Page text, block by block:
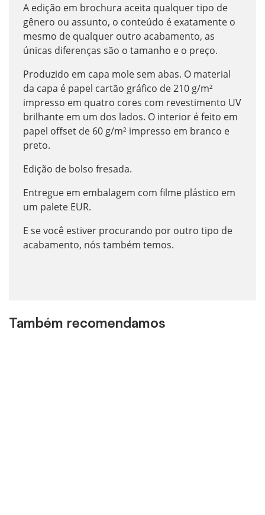
A edição em brochura aceita qualquer tipo de
gênero ou assunto, o conteúdo é exatamente o
mesmo de qualquer outro acabamento, as
únicas diferenças são o tamanho e o preço.
Produzido em capa mole sem abas. O material
da capa é papel cartão gráfico de 210 g/m²
impresso em quatro cores com revestimento UV
brilhante em um dos lados. O interior é feito em
papel offset de 60 g/m² impresso em branco e
preto.
Edição de bolso fresada.
Entregue em embalagem com filme plástico em
um palete EUR.
E se você estiver procurando por outro tipo de
acabamento, nós também temos.
Também recomendamos